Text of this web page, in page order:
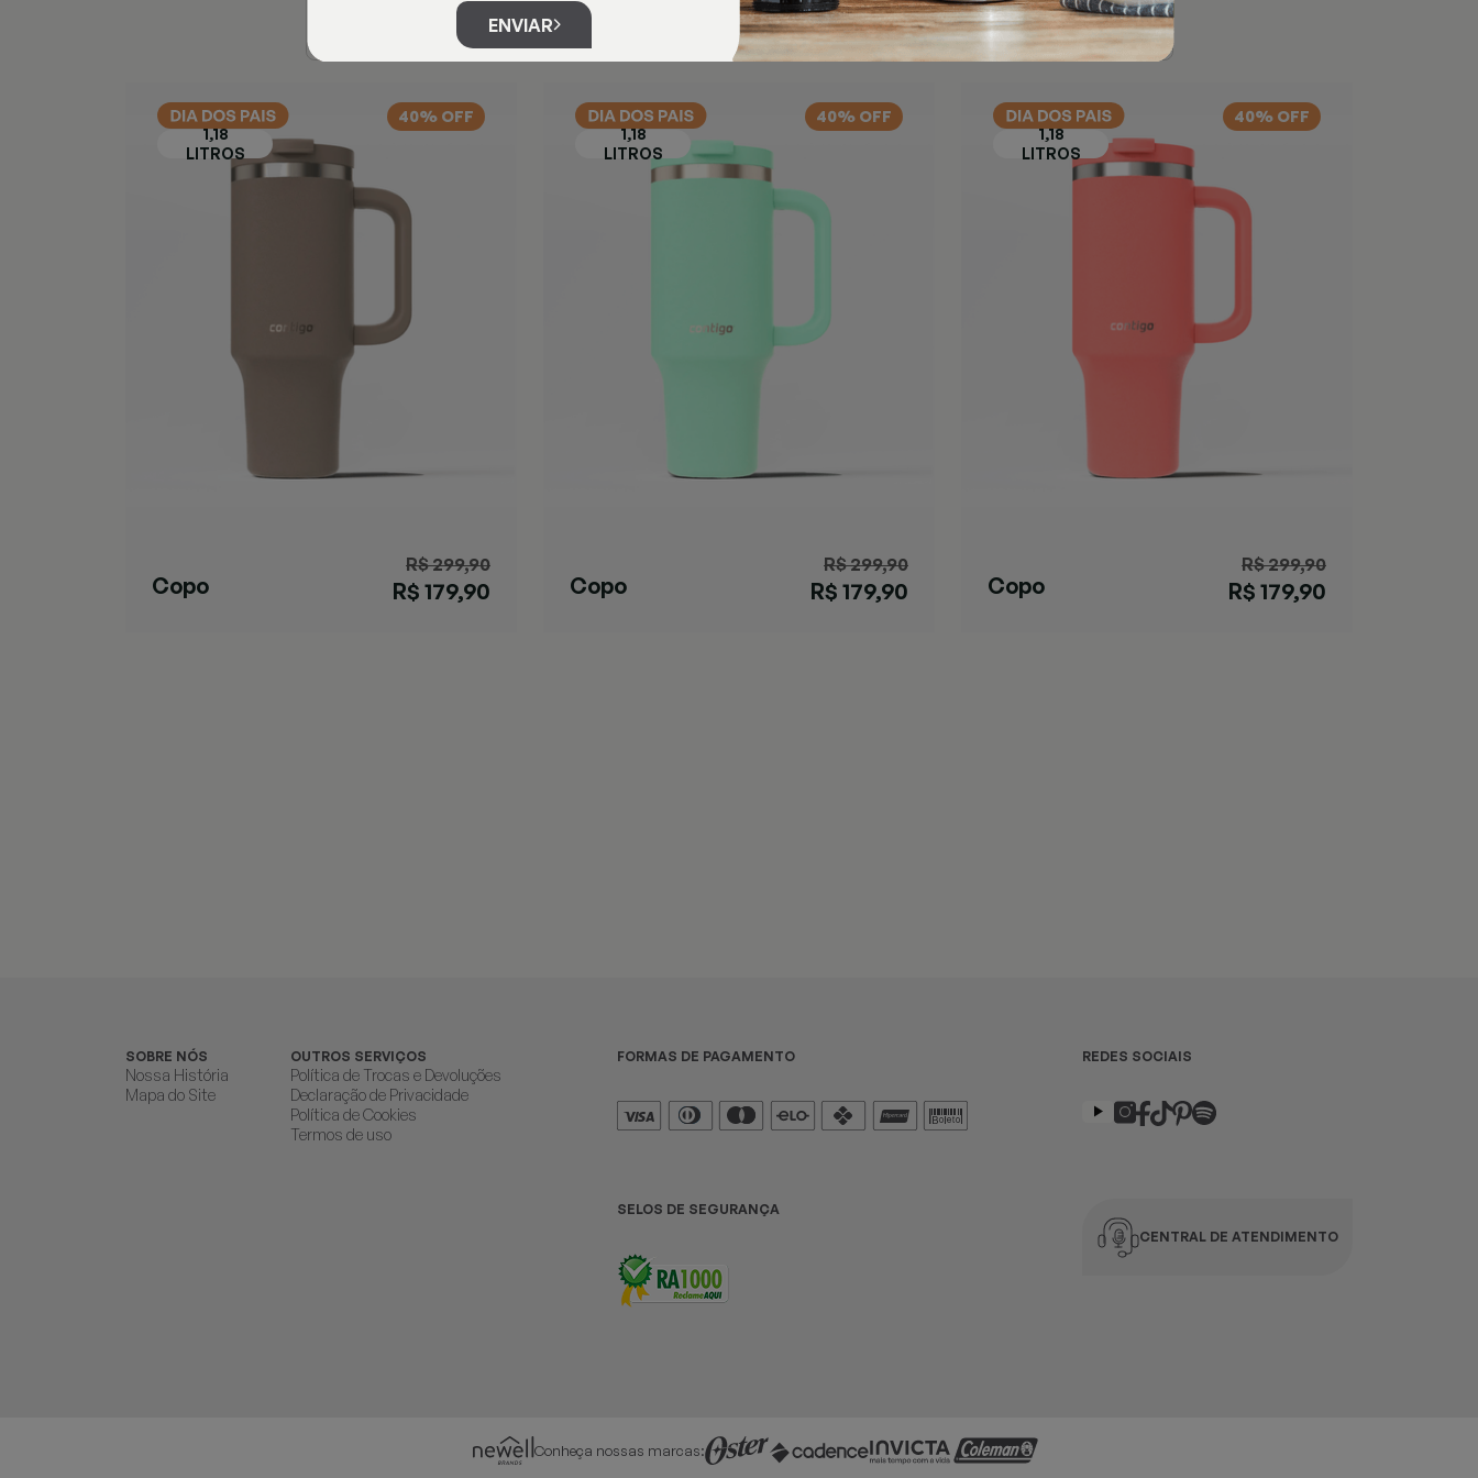
40% OFF
Copo
R$ 299,90
R$ 179,90
40% OFF
Copo
R$ 299,90
R$ 179,90
40% OFF
Copo
R$ 299,90
R$ 179,90
SOBRE NÓS
Nossa História
Mapa do Site
OUTROS SERVIÇOS
Política de Trocas e Devoluções
Declaração de Privacidade
Política de Cookies
Termos de uso
FORMAS DE PAGAMENTO
SELOS DE SEGURANÇA
REDES SOCIAIS
CENTRAL DE ATENDIMENTO
Conheça nossas marcas:
ENVIAR